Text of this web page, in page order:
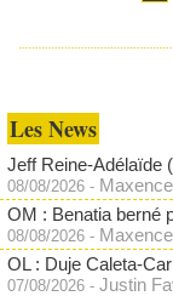
Les News
Jeff Reine-Adélaïde
08/08/2026 -
OM : Benatia berné
08/08/2026 -
OL : Duje Caleta-
07/08/2026 - Justin